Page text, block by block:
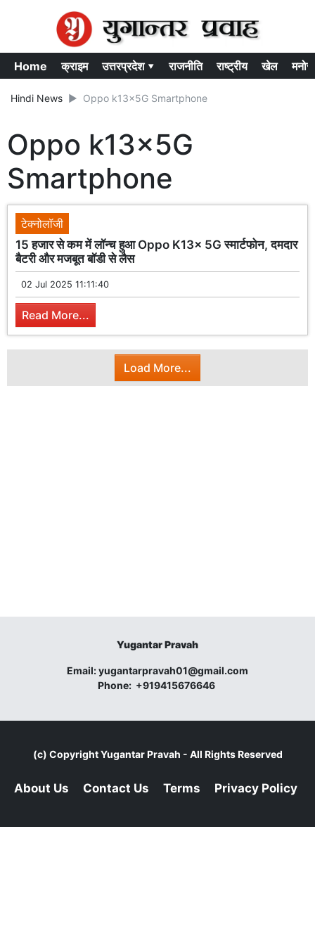
Home क्राइम उत्तरप्रदेश ▾ राजनीति राष्ट्रीय खेल
Hindi News Oppo k13x5G Smartphone
Oppo k13x5G
Smartphone
टेक्नोलॉजी
15 हजार से कम में लॉन्च हुआ Oppo K13x 5G स्मार्टफोन, दमदार
बैटरी और मजबूत बॉडी से लैस
02 Jul 2025 11:11:40
Read More...
Load More...
Yugantar Pravah
Email:yugantarpravah01@gmail.com
Phone: +919415676646
(c) CopyrightYugantar Pravah - All Rights Reserved
About Us Contact Us Terms Privacy Policy